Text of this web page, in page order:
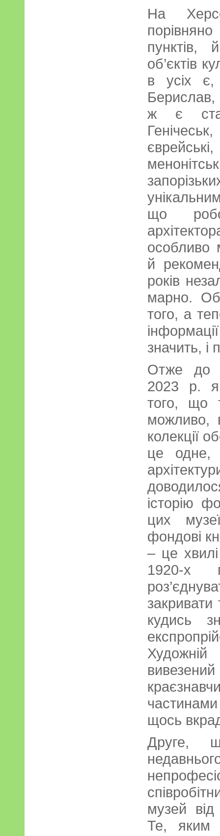
На
об’єктів
в усіх
ж є
що
особливо
й
років
марно.
того, а
значить,
Отже до
2023 р. я
того, що
можливо,
колекції
це одне,
історію
цих
фондові
– це
1920-х
закривати
кудись
щось
Друге,
музей
Те, яким